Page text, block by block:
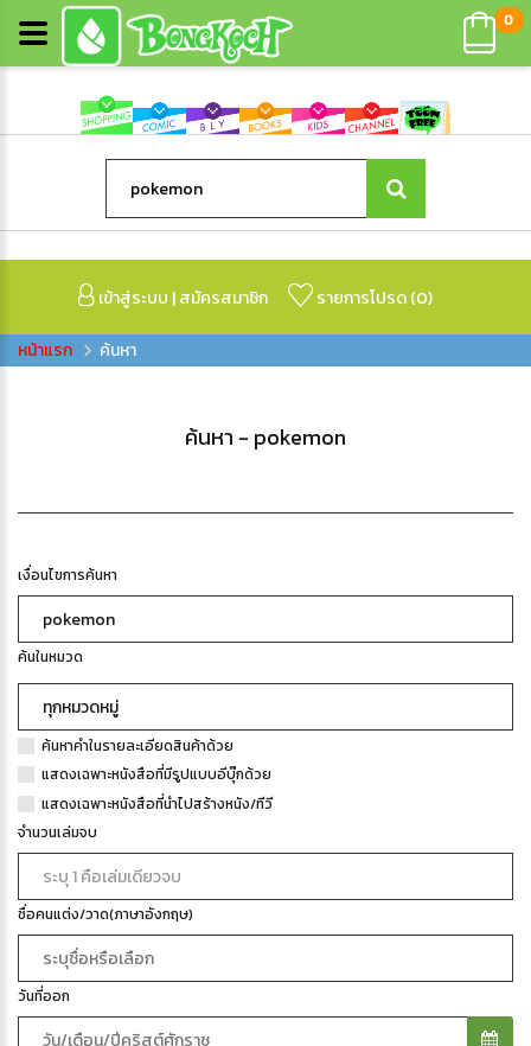
เข้าสู่ระบบ |สมัครสมาชิก รายการโปรด (0)
0
ค้นหา
ค้นหา - pokemon
เงื่อนไขการค้นหา
ค้นในหมวด
ค้นหาคำในรายละเอียดสินค้าด้วย
แสดงเฉพาะหนังสือที่มีรูปแบบอีบุ๊กด้วย
แสดงเฉพาะหนังสือที่นำไปสร้างหนัง/ทีวี
จำนวนเล่มจบ
ชื่อคนแต่ง/วาด(ภาษาอังกฤษ)
วันที่ออก